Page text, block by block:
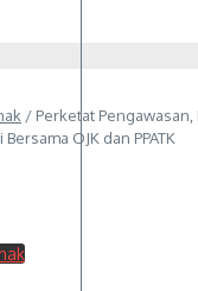
/ Perketat Pengawasan,
OJK dan PPATK